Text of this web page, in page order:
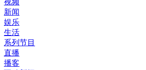
视频
新闻
娱乐
生活
系列节目
直播
播客